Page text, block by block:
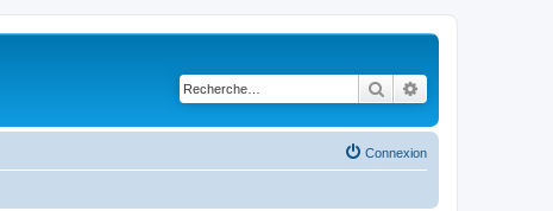
Rechercher
Connexion